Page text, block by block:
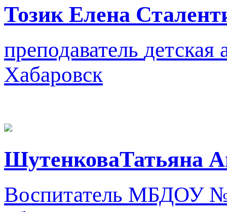
Тозик Елена
преподаватель детская
Хабаровск
ШутенковаТатьяна
Воспитатель МБДОУ